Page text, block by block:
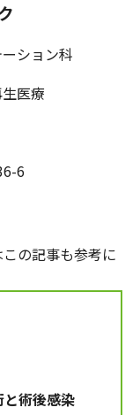
ション科
医療
6
の記事も参考に
術後感染